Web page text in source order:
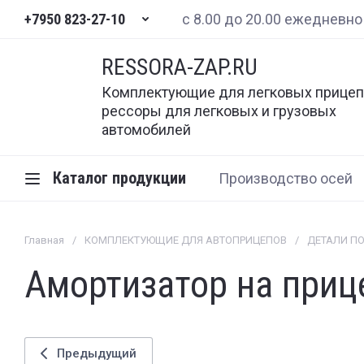
+7950 823-27-10 с 8.00 до 20.00 ежедневно
RESSORA-ZAP.RU
Комплектующие для легковых
рессоры для легковых и грузовых
автомобилей
Каталог продукции Производство осей
Главная / КОМПЛЕКТУЮЩИЕ ДЛЯ АВТОПРИЦЕПОВ / ДЕТАЛИ
Амортизатор на
Предыдущий